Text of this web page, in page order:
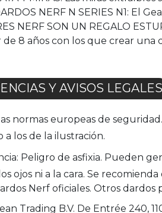
NERF N SERIES N1: El
NERF SON UN REGALO
de 8 años con los que crear una
Y AVISOS LEGALES
normas europeas de
a los de la ilustración.
Peligro de asfixia. Pueden
ojos ni a la cara. Se
Nerf oficiales. Otros
Trading B.V. De Entrée 240,